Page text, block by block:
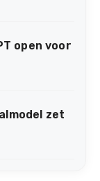
open voor
zet